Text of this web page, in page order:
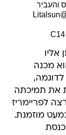
והעביר
אליו
מכנה
את תמיכתה
לפריימריז
מוזמנת.